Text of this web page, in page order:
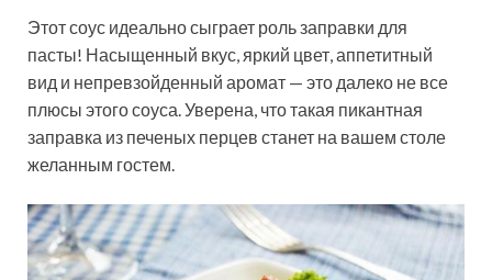
Этот соус идеально сыграет роль заправки для
пасты! Насыщенный вкус, яркий цвет, аппетитный
вид и непревзойденный аромат — это далеко не все
плюсы этого соуса. Уверена, что такая пикантная
заправка из печеных перцев станет на вашем столе
желанным гостем.